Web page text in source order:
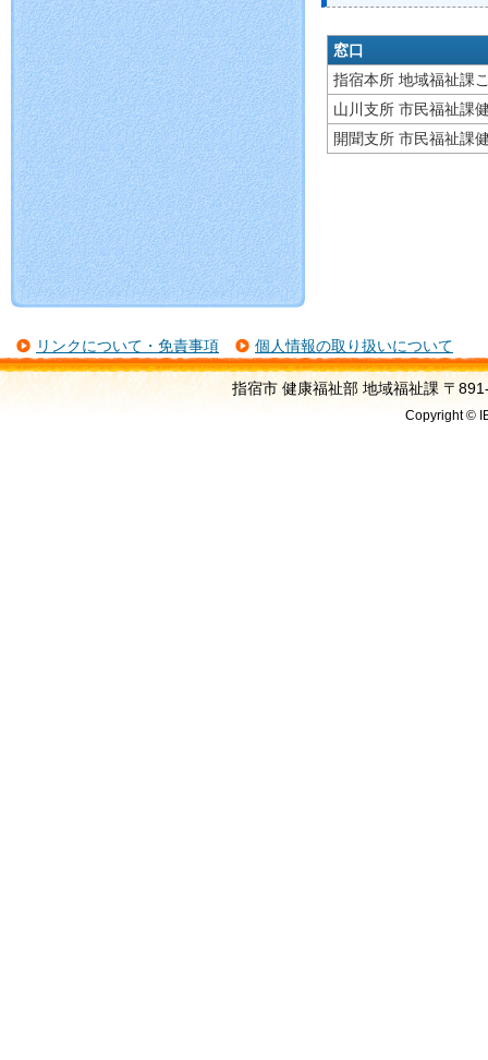
窓口
指宿本所 地域福祉課
山川支所 市民福祉課
開聞支所 市民福祉課
リンクについて・免責事項 個人情報の取り扱いについて
指宿市 健康福祉部 地域福祉課 〒
Copyright ©